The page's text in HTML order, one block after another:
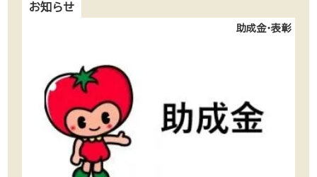
お知らせ
助成金・表彰